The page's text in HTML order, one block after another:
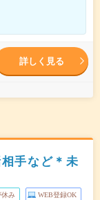
詳しく見る
手など＊未
み WEB登録OK